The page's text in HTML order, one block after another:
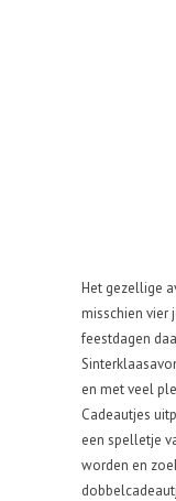
Het gezellige
misschien vier
feestdagen
en met veel
Cadeautjes
een spelletje
worden en